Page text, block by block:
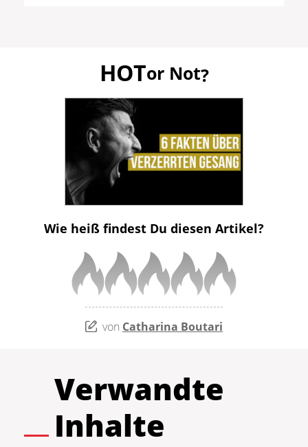
HOTor Not?
Wie heiß findest Du diesen Artikel?
von Catharina Boutari
Verwandte
Inhalte